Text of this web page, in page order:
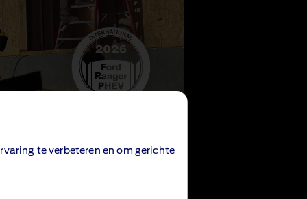
te verbeteren en om gerichte